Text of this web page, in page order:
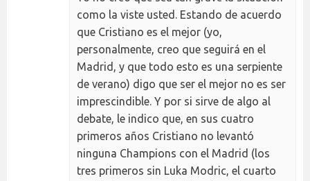
como la viste usted. Estando de acuerdo
que Cristiano es el mejor (yo,
personalmente, creo que seguirá en el
Madrid, y que todo esto es una serpiente
de verano) digo que ser el mejor no es ser
imprescindible. Y por si sirve de algo al
debate, le indico que, en sus cuatro
primeros años Cristiano no levantó
ninguna Champions con el Madrid (los
tres primeros sin Luka Modric, el cuarto